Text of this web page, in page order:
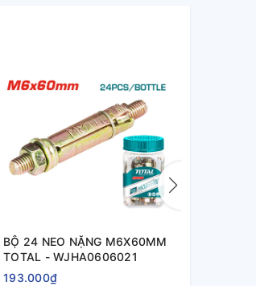
BỘ 24 NEO NẶNG M6X60MM
TOTAL - WJHA0606021
193.000₫